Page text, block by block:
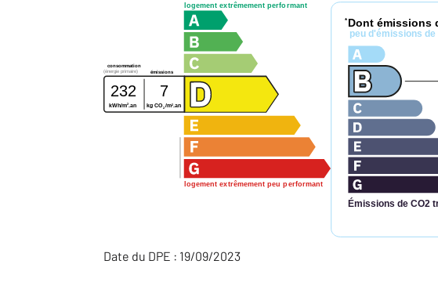
logement extrêmement performant
logement extrêmement peu performant
consommation
émissions
(énergie primaire)
232 7
kWh/m2 .an kg CO2 /m2 .an
* Dont émissions
peu d'émissions de
Émissions de CO2
Date du DPE : 19/09/2023